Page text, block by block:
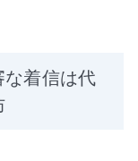
着信は代